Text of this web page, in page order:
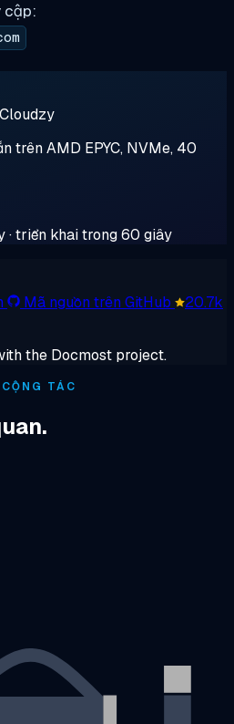
cập:
trên AMD EPYC, NVMe, 40
· triển khai trong 60 giây
Mã nguồn trên GitHub
20.7k
the Docmost project.
TÁC